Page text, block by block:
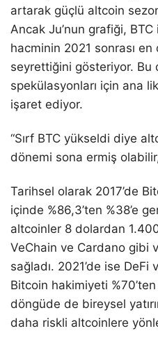
artarak güçlü altcoin
Ancak Ju’nun grafiği,
hacminin 2021 sonrası
seyrettiğini gösteriyor. Bu
spekülasyonları için ana
işaret ediyor.
“Sırf BTC yükseldi diye
dönemi sona ermiş
Tarihsel olarak 2017’de
içinde %86,3’ten %38’e
altcoinler 8 dolardan
VeChain ve Cardano gibi
sağladı. 2021’de ise DeFi
Bitcoin hakimiyeti
döngüde de bireysel
daha riskli altcoinlere